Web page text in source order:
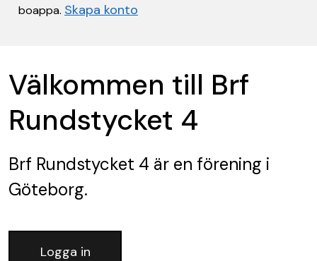
boappa. Skapa konto
Välkommen till Brf
Rundstycket 4
Brf Rundstycket 4 är en förening i
Göteborg.
Logga in